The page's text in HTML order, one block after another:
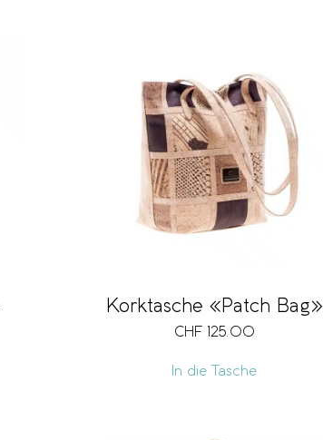
Korktasche «Patch Bag»
CHF 125.00
In die Tasche